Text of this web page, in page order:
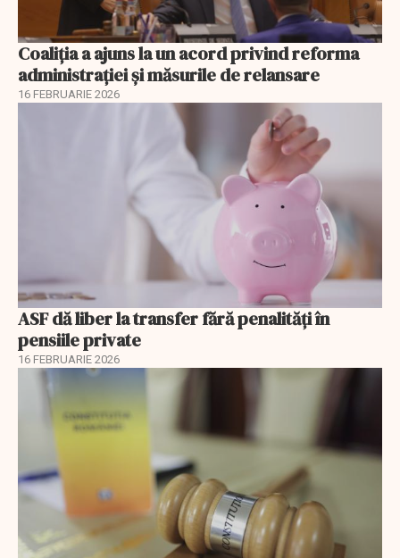
Coaliția a ajuns la un acord privind reforma
administrației și măsurile de relansare
16 FEBRUARIE 2026
ASF dă liber la transfer fără penalități în
pensiile private
16 FEBRUARIE 2026